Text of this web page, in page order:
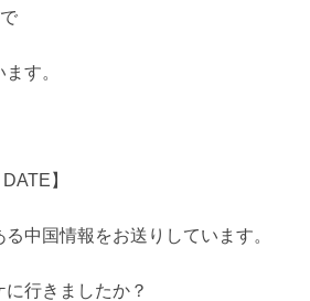
す。
】
中国情報をお送りしています。
行きましたか？